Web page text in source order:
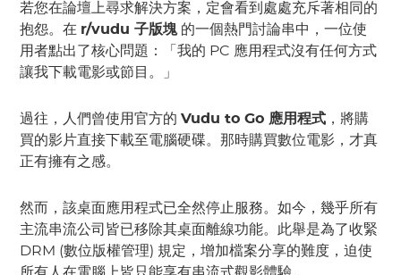
若您在論壇上尋求解決方案，定會看到處處充斥著相同的
抱怨。在 r/vudu 子版塊 的一個熱門討論串中，一位使
用者點出了核心問題：「我的 PC 應用程式沒有任何方式
讓我下載電影或節目。」
過往，人們曾使用官方的Vudu to Go 應用程式 ，將購
買的影片直接下載至電腦硬碟。那時購買數位電影，才真
正有擁有之感。
然而，該桌面應用程式已全然停止服務。如今，幾乎所有
主流串流公司皆已移除其桌面離線功能。此舉是為了收緊
DRM (數位版權管理) 規定，增加檔案分享的難度，迫使